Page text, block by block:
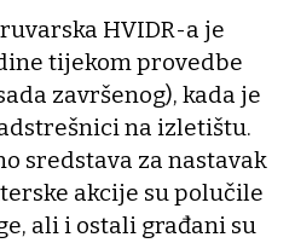
HVIDR-a je
tijekom provedbe
završenog), kada je
na izletištu.
sredstava za nastavak
akcije su polučile
ali i ostali građani su